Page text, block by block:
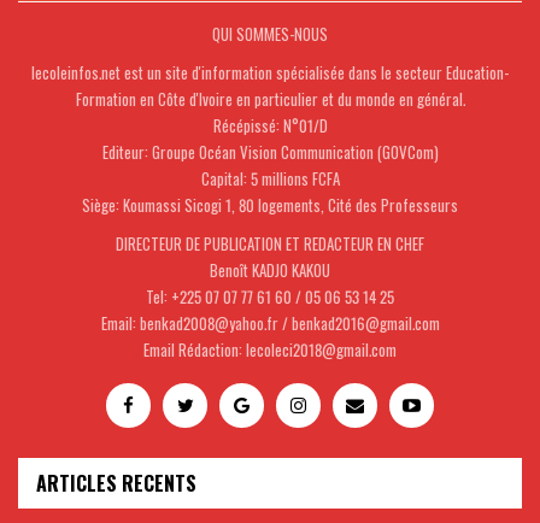
QUI SOMMES-NOUS
lecoleinfos.net est un site d'information spécialisée dans le secteur Education-
Formation en Côte d'Ivoire en particulier et du monde en général.
Récépissé: N°01/D
Editeur: Groupe Océan Vision Communication (GOVCom)
Capital: 5 millions FCFA
Siège: Koumassi Sicogi 1, 80 logements, Cité des Professeurs
DIRECTEUR DE PUBLICATION ET REDACTEUR EN CHEF
Benoît KADJO KAKOU
Tel: +225 07 07 77 61 60 / 05 06 53 14 25
Email: benkad2008@yahoo.fr / benkad2016@gmail.com
Email Rédaction: lecoleci2018@gmail.com
ARTICLES RECENTS